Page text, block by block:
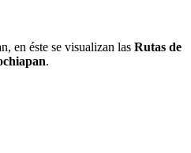
en éste se visualizan las Rutas de
.